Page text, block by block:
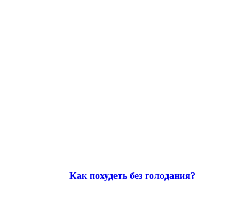
Как похудеть без голодания?